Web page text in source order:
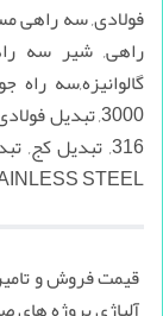
قیمت فروش و